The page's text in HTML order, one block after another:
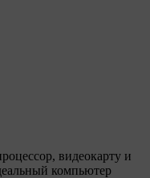
видеокарту и
компьютер